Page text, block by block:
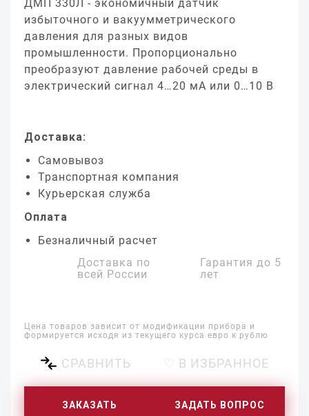
ДМП 330Л - экономичный датчик
избыточного и вакуумметрического
давления для разных видов
промышленности. Пропорционально
преобразуют давление рабочей среды в
электрический сигнал 4…20 мА или 0…10 В
Доставка:
Самовывоз
Транспортная компания
Курьерская служба
Оплата
Безналичный расчет
Доставка по
всей России
Гарантия до 5
лет
Цена товаров зависит от модификации прибора и
формируется исходя из текущего курса евро к рублю
СРАВНИТЬ ♡ В ИЗБРАННОЕ
ЗАКАЗАТЬ ЗАДАТЬ ВОПРОС